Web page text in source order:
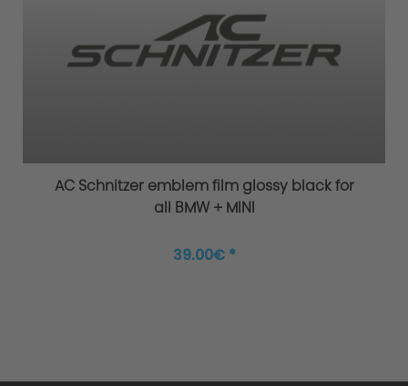
AC Schnitzer emblem film glossy black for
all BMW + MINI
39.00€ *